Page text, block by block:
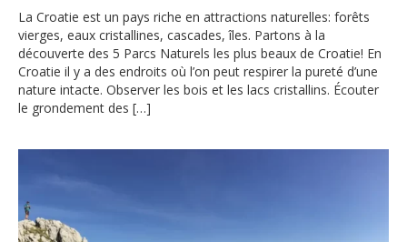
La Croatie est un pays riche en attractions naturelles: forêts
vierges, eaux cristallines, cascades, îles. Partons à la
découverte des 5 Parcs Naturels les plus beaux de Croatie! En
Croatie il y a des endroits où l’on peut respirer la pureté d’une
nature intacte. Observer les bois et les lacs cristallins. Écouter
le grondement des […]